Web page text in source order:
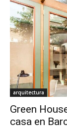
arquitectura
Green
casa en